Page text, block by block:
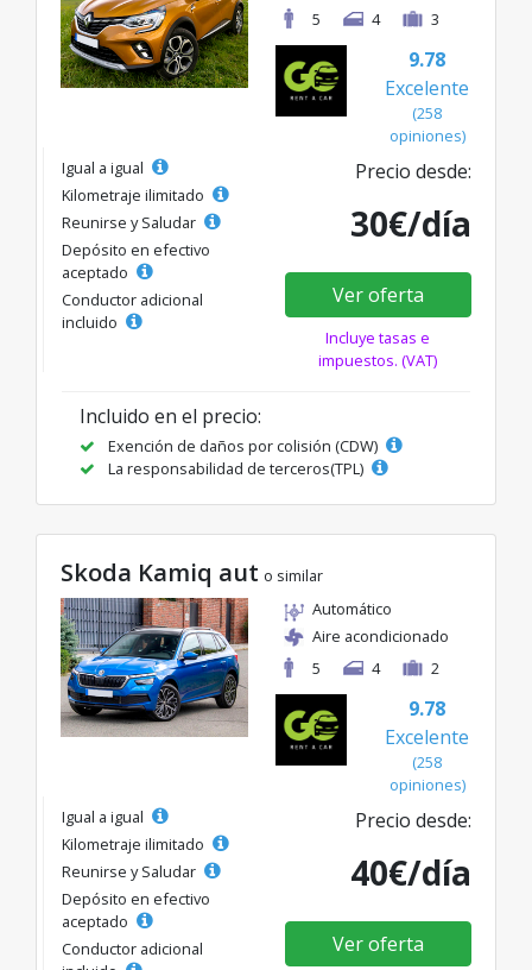
5
4 3
9.78
Excelente
(258
opiniones)
Igual a igual
Kilometraje ilimitado
Reunirse y Saludar
Depósito en efectivo
aceptado
Conductor adicional
incluido
Precio desde:
30€/día
Ver oferta
Incluye tasas e
impuestos. (VAT)
Incluido en el precio:
Exención de daños por colisión (CDW)
La responsabilidad de terceros(TPL)
Skoda Kamiq aut o similar
Automático
Aire acondicionado
5
4 2
9.78
Excelente
(258
opiniones)
Igual a igual
Kilometraje ilimitado
Reunirse y Saludar
Depósito en efectivo
aceptado
Conductor adicional
Precio desde:
40€/día
Ver oferta